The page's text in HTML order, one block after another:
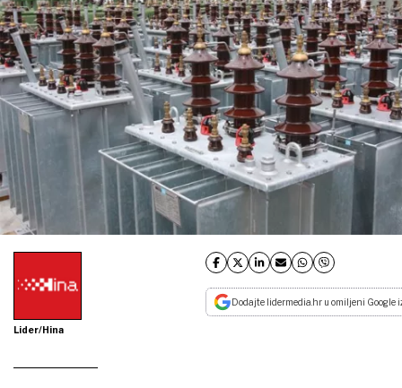
Lider/Hina
Dodajte lidermedia.hr u omiljeni Google